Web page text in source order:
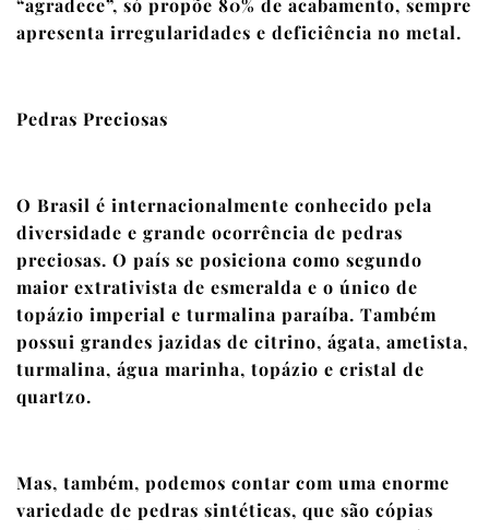
“agradece”, só propõe 80% de acabamento, sempre
apresenta irregularidades e deficiência no metal.
Pedras Preciosas
O Brasil é internacionalmente conhecido pela
diversidade e grande ocorrência de pedras
preciosas. O país se posiciona como segundo
maior extrativista de esmeralda e o único de
topázio imperial e turmalina paraíba. Também
possui grandes jazidas de citrino, ágata, ametista,
turmalina, água marinha, topázio e cristal de
quartzo.
Mas, também, podemos contar com uma enorme
variedade de pedras sintéticas, que são cópias